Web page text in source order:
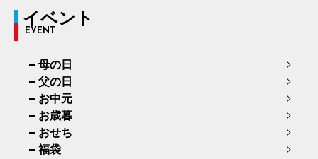
イベント
EVENT
母の日
父の日
お中元
お歳暮
おせち
福袋